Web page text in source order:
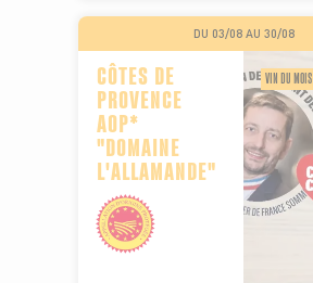
DU 03/08 AU 30/08
CÔTES DE
PROVENCE
AOP*
"DOMAINE
L'ALLAMANDE"
VIN DU MOIS